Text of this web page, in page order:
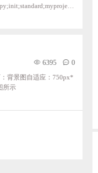
6395 0
背景图自适应：750px*
所示